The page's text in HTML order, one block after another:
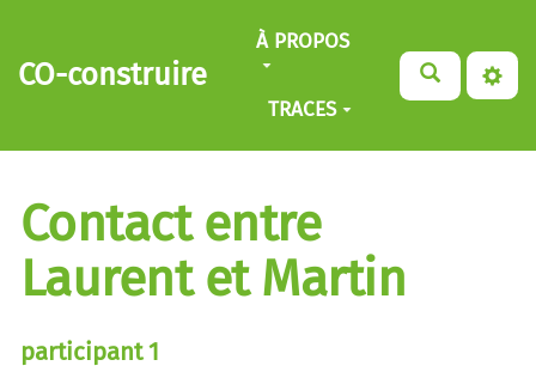
Aller au contenu principal
CO-construire
À PROPOS
TRACES
Contact entre
Laurent et Martin
participant 1